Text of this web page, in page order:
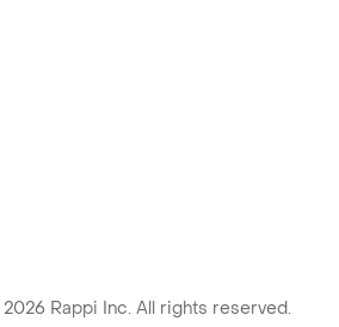
2026 Rappi Inc. All rights reserved.